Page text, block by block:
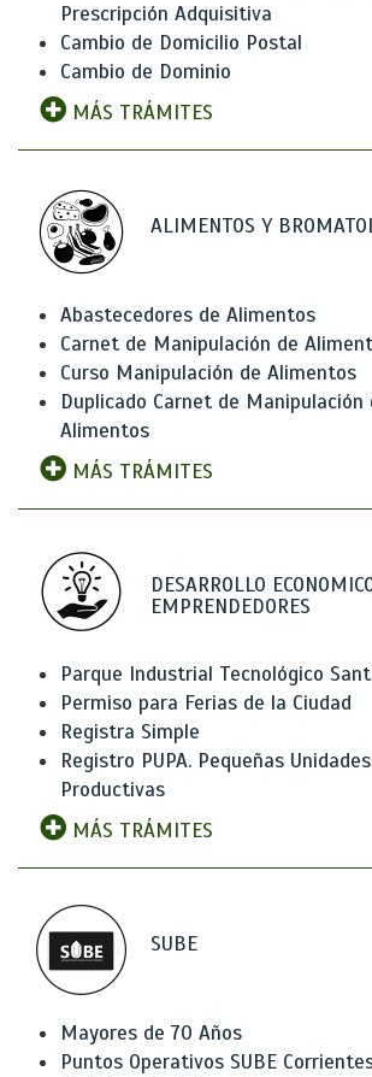
Prescripción Adquisitiva
Cambio de Domicilio Postal
Cambio de Dominio
MÁS TRÁMITES
ALIMENTOS Y
Abastecedores de Alimentos
Carnet de Manipulación de
Curso Manipulación de Alimentos
Duplicado Carnet de Manipulación
Alimentos
MÁS TRÁMITES
DESARROLLO
EMPRENDEDORES
Parque Industrial Tecnológico
Permiso para Ferias de la Ciudad
Registra Simple
Registro PUPA. Pequeñas Unidades
Productivas
MÁS TRÁMITES
SUBE
Mayores de 70 Años
Puntos Operativos SUBE